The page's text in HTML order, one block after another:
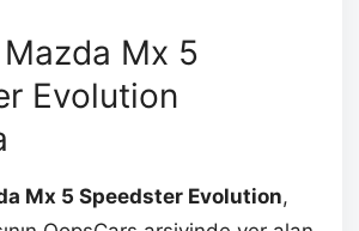
Mx 5
Evolution
Mx 5 Speedster Evolution,